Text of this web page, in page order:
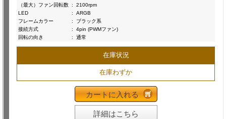
（最大）ファン回転数 :
2100rpm
LED
:
ARGB
フレームカラー
:
ブラック系
接続方式
:
4pin (PWMファン)
回転の向き
: 通常
在庫状況
在庫わずか
カートに入れる
詳細はこちら